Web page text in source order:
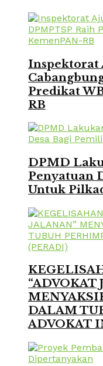
Inspektorat
Predikat
RB
DPMD
Penyatuan
Untuk
“ADVOKAT
DALAM
ADVOKAT